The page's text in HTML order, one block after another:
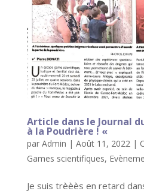
Article dans le Journal
à la Poudrière ! «
par Admin | Août 11, 2022|
Games scientifiques,
Je suis trèèès en retard